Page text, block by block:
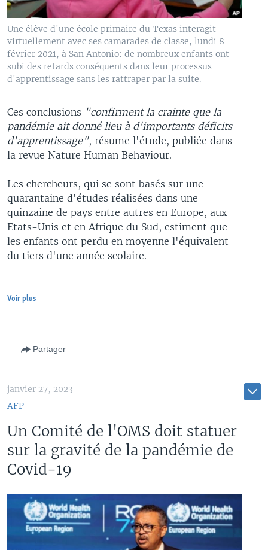
Une élève d'une école primaire du Texas interagit
virtuellement avec ses camarades de classe, lundi 8
février 2021, à San Antonio: de nombreux enfants ont
subi des retards conséquents dans leur processus
d'apprentissage sans les rattraper par la suite.
Ces conclusions "confirment la crainte que la
pandémie ait donné lieu à d'importants déficits
d'apprentissage", résume l'étude, publiée dans
la revue Nature Human Behaviour.
Les chercheurs, qui se sont basés sur une
quarantaine d'études réalisées dans une
quinzaine de pays entre autres en Europe, aux
Etats-Unis et en Afrique du Sud, estiment que
les enfants ont perdu en moyenne l'équivalent
du tiers d'une année scolaire.
Voir plus
Partager
janvier 27, 2023
AFP
Un Comité de l'OMS doit statuer
sur la gravité de la pandémie de
Covid-19